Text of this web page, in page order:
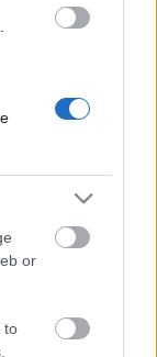
or
to
megy a saját
is hallgat,
BlackBerry 10
a BB10
forma
lásd fent).